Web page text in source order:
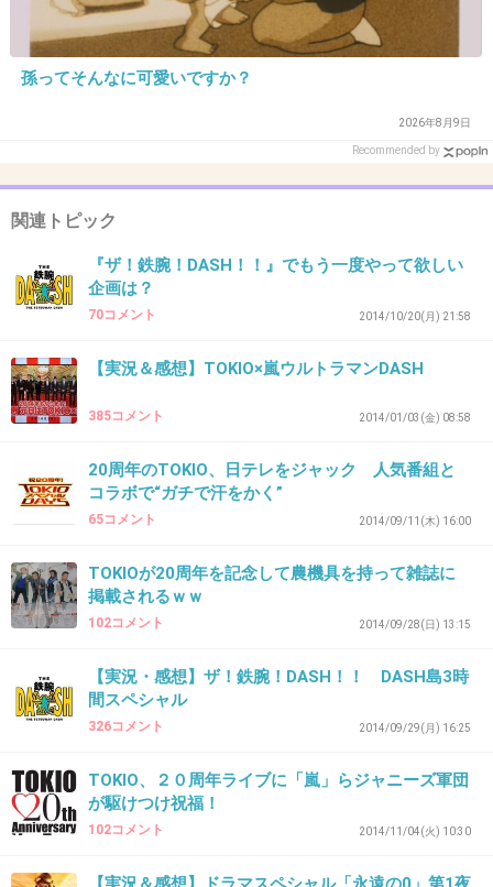
山口（４３）「（衰えを）言い訳にしないで、
全力で真剣に楽しんでやっちゃうのがＴＯＫＩ
Ｏなんだ」
城島（４４）「やはり体力は落ちてました」と
苦笑しつつ「２０年やってきたグループの意地
は出せたんじゃないかな」
長瀬（３６）「あの頃の自分に負けたくねえっ
剣だったと思います」。
29. 匿名2015/10/31(土) 16:25:05
DASH大好きです。
ずっと続けてほしい。
だからTOKIO兄さん達にはあんまり無理はしな
30. 匿名 2015/10/31(土) 16:25:41
ＴＯＫＩＯ平均年齢４０歳超えてるように思え
孫ってそんなに可愛いですか？
2026年8月9日
Recommended by
関連トピック
『ザ！鉄腕！DASH！！』でもう一度やって欲しい
企画は？
70コメント 2014/10/20(月) 21:58
【実況＆感想】TOKIO×嵐ウルトラマンDASH
385コメント 2014/01/03(金) 08:58
20周年のTOKIO、日テレをジャック 人気番組と
コラボで“ガチで汗をかく”
65コメント 2014/09/11(木) 16:00
TOKIOが20周年を記念して農機具を持って雑誌に
掲載されるｗｗ
102コメント 2014/09/28(日) 13:15
【実況・感想】ザ！鉄腕！DASH！！ DASH島3時
間スペシャル
326コメント 2014/09/29(月) 16:25
TOKIO、２０周年ライブに「嵐」らジャニーズ軍団
が駆けつけ祝福！
102コメント 2014/11/04(火) 10:30